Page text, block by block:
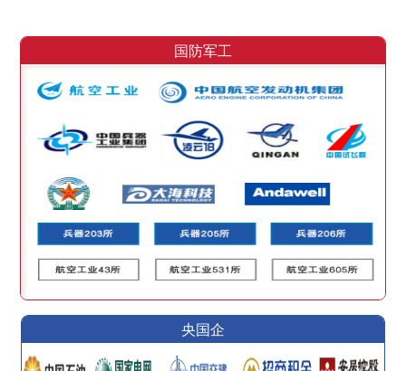
国防军工
央国企